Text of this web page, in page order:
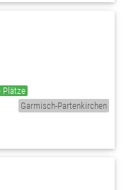
Plätze
Garmisch-Partenkirchen